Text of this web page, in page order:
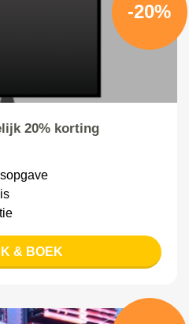
-20%
20% korting
& BOEK